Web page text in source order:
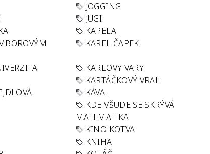
JOGGING
JUGI
KAPELA
KAREL ČAPEK
KARLOVY VARY
KARTÁČKOVÝ VRAH
KÁVA
KDE VŠUDE SE SKRÝVÁ
MATEMATIKA
KINO KOTVA
KNIHA